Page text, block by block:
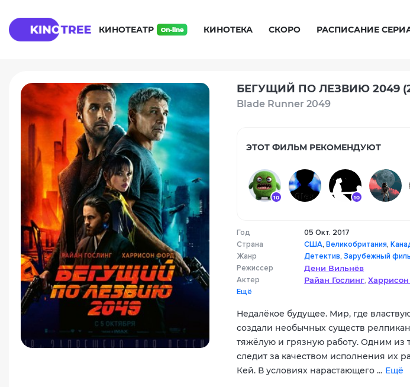
КИНОТЕАТР КИНОТЕКА СКОРО РАСПИСАНИЕ
БЕГУЩИЙ ПО ЛЕЗВИЮ 2049
Blade Runner 2049
ЭТОТ ФИЛЬМ РЕКОМЕНДУЮТ
10 10
Год
Страна
Жанр
Режиссер
Актер
Ещё
05 Окт. 2017
США,Великобритания,
Детектив,Зарубежный
Дени Вильнёв
Райан Гослинг,
Недалёкое будущее. Мир, где
создали необычных существ
тяжёлую и грязную работу. Одним из
следит за качеством исполнения их
Кей. В условиях нарастающего … Ещё